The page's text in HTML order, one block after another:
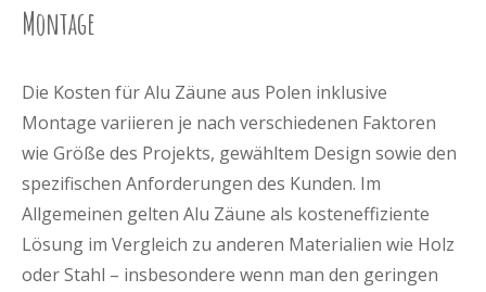
Montage
Die Kosten für Alu Zäune aus Polen inklusive
Montage variieren je nach verschiedenen Faktoren
wie Größe des Projekts, gewähltem Design sowie den
spezifischen Anforderungen des Kunden. Im
Allgemeinen gelten Alu Zäune als kosteneffiziente
Lösung im Vergleich zu anderen Materialien wie Holz
oder Stahl – insbesondere wenn man den geringen